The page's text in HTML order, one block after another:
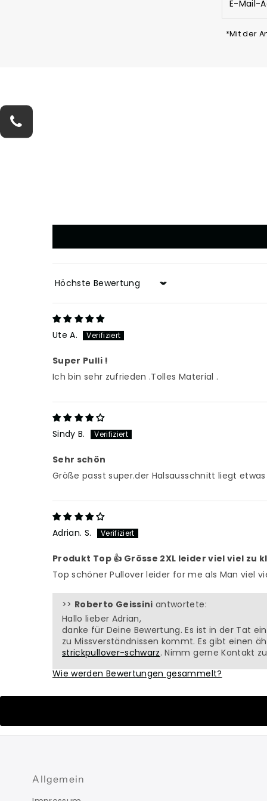
Mail-
Adresse
eingeben
*Mit der
Sort by
Ute A.
Super Pulli !
Ich bin sehr zufrieden .Tolles Material .
Sindy B.
Sehr schön
Größe passt super.der Halsausschnitt liegt
Adrian. S.
Produkt Top 👍 Grösse 2XL leider viel viel zu
Top schöner Pullover leider for me als Man viel
>> Roberto Geissini antwortete:
Hallo lieber Adrian,
danke für Deine Bewertung. Es ist in der Tat
zu Missverständnissen kommt. Es gibt einen
strickpullover-schwarz. Nimm gerne Kontakt
Wie werden Bewertungen gesammelt?
Allgemein